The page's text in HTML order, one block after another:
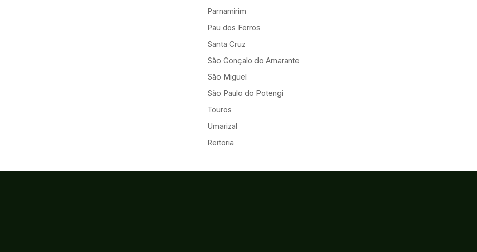
Parnamirim
Pau dos Ferros
Santa Cruz
São Gonçalo do Amarante
São Miguel
São Paulo do Potengi
Touros
Umarizal
Reitoria